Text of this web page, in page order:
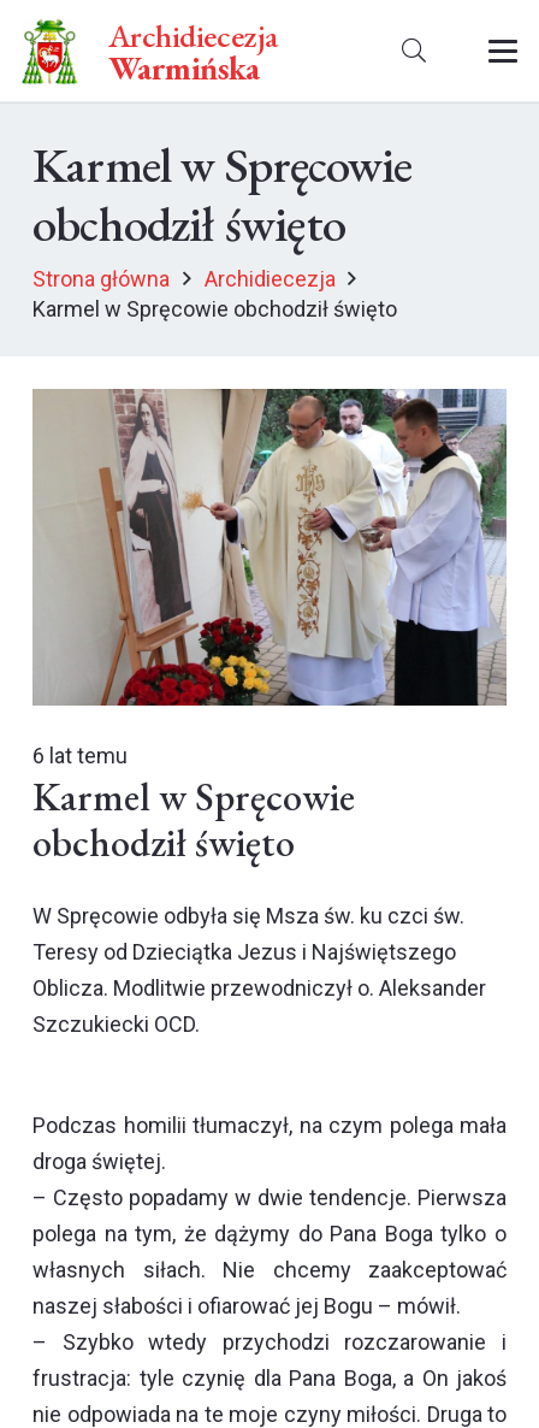
Archidiecezja
Warmińska
Karmel w Spręcowie
obchodził święto
Strona główna
Archidiecezja
Karmel w Spręcowie obchodził święto
6 lat temu
Karmel w Spręcowie
obchodził święto
W Spręcowie odbyła się Msza św. ku czci św.
Teresy od Dzieciątka Jezus i Najświętszego
Oblicza. Modlitwie przewodniczył o. Aleksander
Szczukiecki OCD.
Podczas homilii tłumaczył, na czym polega mała
droga świętej.
– Często popadamy w dwie tendencje. Pierwsza
polega na tym, że dążymy do Pana Boga tylko o
własnych siłach. Nie chcemy zaakceptować
naszej słabości i ofiarować jej Bogu – mówił.
– Szybko wtedy przychodzi rozczarowanie i
frustracja: tyle czynię dla Pana Boga, a On jakoś
nie odpowiada na te moje czyny miłości. Druga to